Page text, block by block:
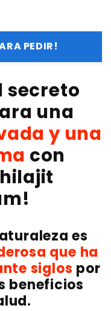
PEDIR!
secreto
una
y una
con
es
que ha
siglos por
beneficios